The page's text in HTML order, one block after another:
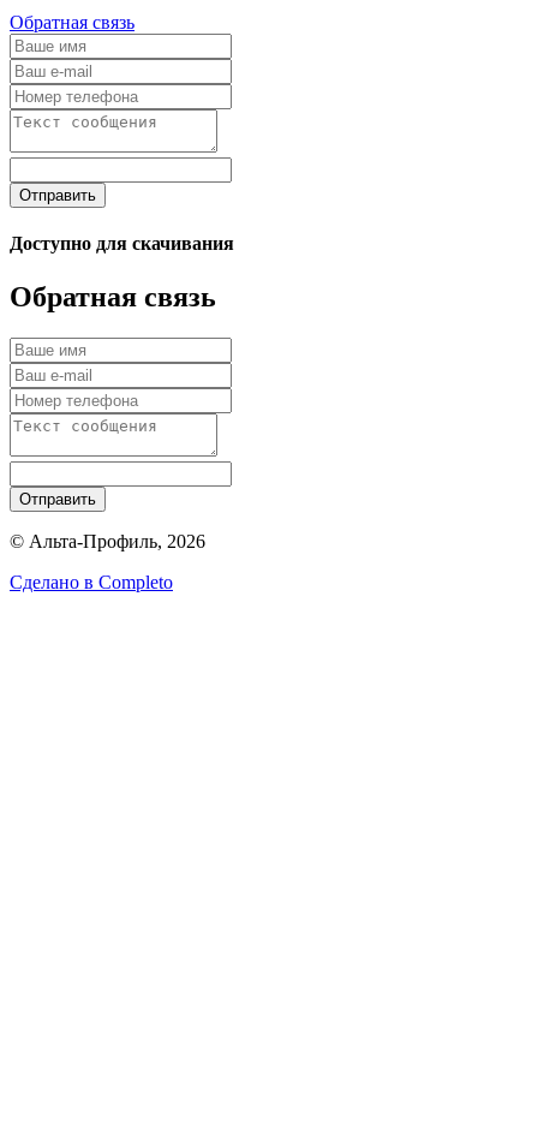
Обратная связь
Отправить
Доступно для скачивания
Обратная связь
Отправить
© Альта-Профиль, 2026
Сделано в Completo